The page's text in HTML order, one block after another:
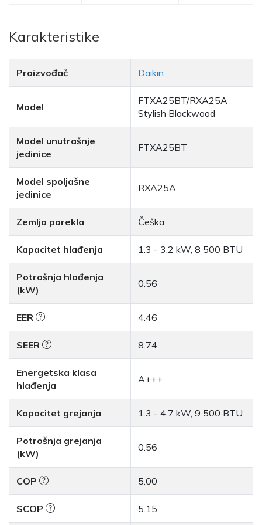
Karakteristike
Proizvođač Daikin
Model
FTXA25BT/RXA25A
Stylish Blackwood
Model unutrašnje
jedinice
FTXA25BT
Model spoljašne
jedinice
RXA25A
Zemlja porekla Češka
Kapacitet hlađenja 1.3 - 3.2 kW, 8 500 BTU
Potrošnja hlađenja
(kW)
0.56
EER 4.46
SEER 8.74
Energetska klasa
hlađenja
A+++
Kapacitet grejanja 1.3 - 4.7 kW, 9 500 BTU
Potrošnja grejanja
(kW)
0.56
COP 5.00
SCOP 5.15